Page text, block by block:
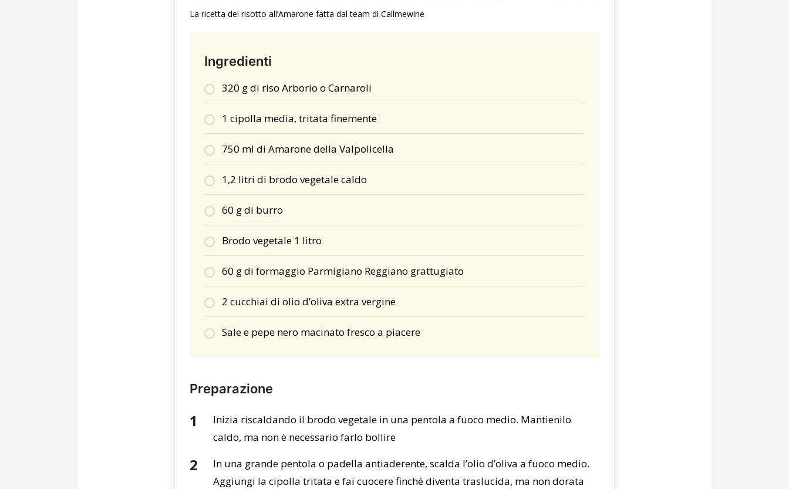
La ricetta del risotto all’Amarone fatta dal team di Callmewine
Ingredienti
320 g di riso Arborio o Carnaroli
1 cipolla media, tritata finemente
750 ml di Amarone della Valpolicella
1,2 litri di brodo vegetale caldo
60 g di burro
Brodo vegetale 1 litro
60 g di formaggio Parmigiano Reggiano grattugiato
2 cucchiai di olio d’oliva extra vergine
Sale e pepe nero macinato fresco a piacere
Preparazione
Inizia riscaldando il brodo vegetale in una pentola a fuoco medio. Mantienilo
caldo, ma non è necessario farlo bollire
In una grande pentola o padella antiaderente, scalda l’olio d’oliva a fuoco medio.
Aggiungi la cipolla tritata e fai cuocere finché diventa traslucida, ma non dorata